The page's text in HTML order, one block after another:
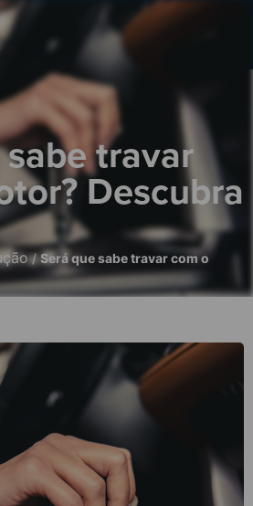
travar
Descubra
/Será que sabe travar com o